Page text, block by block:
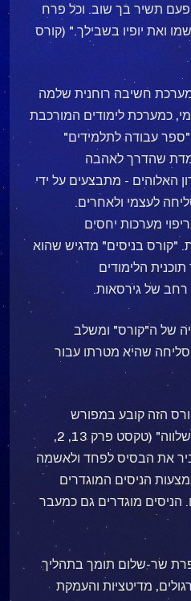
תשיר בך שוב. וכל פרח
ואת יופיו בשבילך." (קורס
חשיבה רוחנית שלמה
כמערכת לימודים המורכבת
עבודה לתלמידים"
שהדרך לאהבה
האלוהים - מתבצעים על ידי
לעצמי ולאחרים.
מערכות יחסים
"קורס בניסים" מדגיש שהוא
הלימודים
רחב של גירסאות.
של ה"קורס" ומשלב
שהיא מטרתו עבור
הזה קובע במפורש
שמטרתו לגביך היא אושר ושלווה" (טקסט פרק 13, 2,
את הבסיס לפחד ולאשמה
הניסים המוגדרים
הניסים מוגדרים גם כמעבר
שר-שלום תומך בתהליך
מדיטציות והעמקת